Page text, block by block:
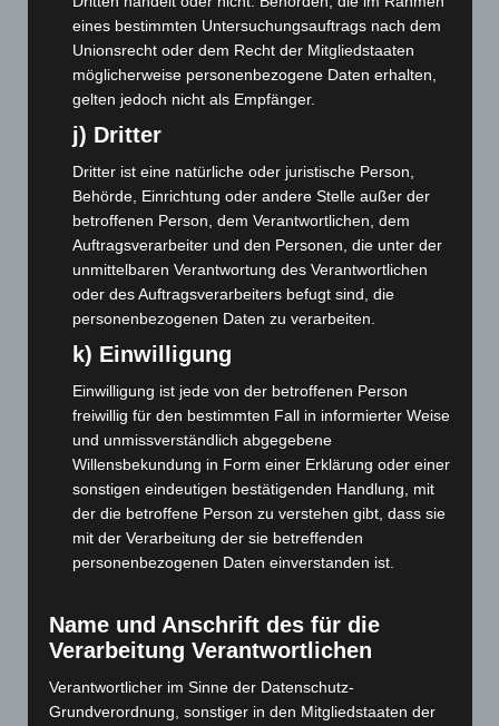
April 2025(88)
März 2025(111)
Februar 2025(96)
Januar 2025(88)
Dezember 2024(89)
November 2024(94)
Oktober 2024 (93)
September 2024(112)
August 2024(107)
Juli 2024(89)
Juni 2024(107)
April 2024(102)
März 2024(103)
Februar 2024
(103)
Januar 2024 (111)
Dezember 2023(130)
November 2023
(130)
Oktober 2023
(114)
September 2023(133)
August 2023(134)
Juli 2023(118)
eines bestimmten Untersuchungsauftrags nach dem
Unionsrecht oder dem Recht der Mitgliedstaaten
möglicherweise personenbezogene Daten erhalten,
gelten jedoch nicht als Empfänger.
j) Dritter
Dritter ist eine natürliche oder juristische Person,
Behörde, Einrichtung oder andere Stelle außer der
betroffenen Person, dem Verantwortlichen, dem
Auftragsverarbeiter und den Personen, die unter der
unmittelbaren Verantwortung des Verantwortlichen
oder des Auftragsverarbeiters befugt sind, die
personenbezogenen Daten zu verarbeiten.
k) Einwilligung
Einwilligung ist jede von der betroffenen Person
freiwillig für den bestimmten Fall in informierter Weise
und unmissverständlich abgegebene
Willensbekundung in Form einer Erklärung oder einer
sonstigen eindeutigen bestätigenden Handlung, mit
der die betroffene Person zu verstehen gibt, dass sie
mit der Verarbeitung der sie betreffenden
personenbezogenen Daten einverstanden ist.
Name und Anschrift des für die
Verarbeitung Verantwortlichen
Verantwortlicher im Sinne der Datenschutz-
Grundverordnung, sonstiger in den Mitgliedstaaten der